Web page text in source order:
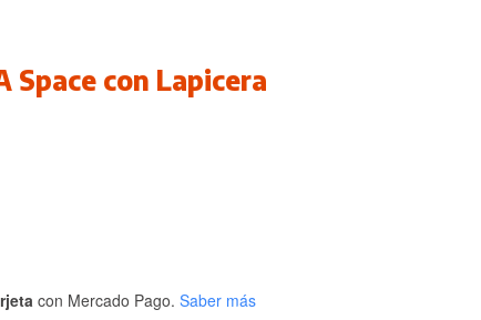
Space con Lapicera
con Mercado Pago. Saber más